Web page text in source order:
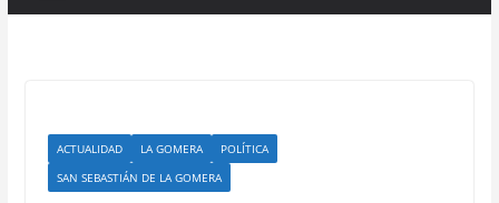
ACTUALIDAD LA GOMERA
POLÍTICA
SAN SEBASTIÁN DE LA GOMERA